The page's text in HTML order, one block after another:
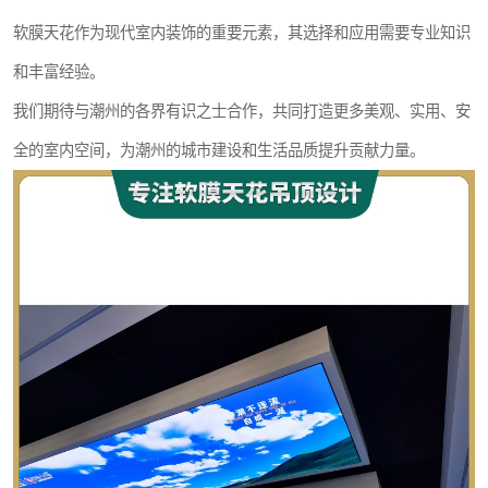
软膜天花作为现代室内装饰的重要元素，其选择和应用需要专业知识
和丰富经验。
我们期待与潮州的各界有识之士合作，共同打造更多美观、实用、安
全的室内空间，为潮州的城市建设和生活品质提升贡献力量。